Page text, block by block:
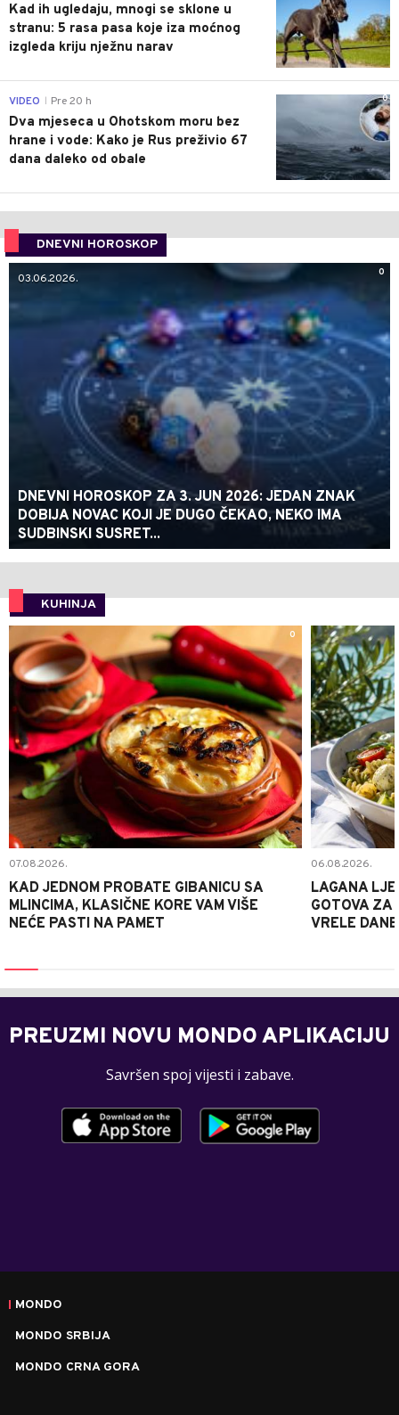
Kad ih ugledaju, mnogi se sklone u
stranu: 5 rasa pasa koje iza moćnog
izgleda kriju nježnu narav
0
VIDEO Pre 20 h
Dva mjeseca u Ohotskom moru bez
hrane i vode: Kako je Rus preživio 67
dana daleko od obale
DNEVNI HOROSKOP
0
03.06.2026.
DNEVNI HOROSKOP ZA 3. JUN 2026: JEDAN ZNAK
DOBIJA NOVAC KOJI JE DUGO ČEKAO, NEKO IMA
SUDBINSKI SUSRET...
KUHINJA
0
07.08.2026.
KAD JEDNOM PROBATE GIBANICU SA
MLINCIMA, KLASIČNE KORE VAM VIŠE
NEĆE PASTI NA PAMET
06.08.2026.
LAGANA
GOTOVA ZA
VRELE DANE
PREUZMI NOVU MONDO APLIKACIJU
Savršen spoj vijesti i zabave.
MONDO
MONDO SRBIJA
MONDO CRNA GORA